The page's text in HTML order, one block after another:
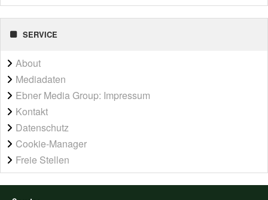
SERVICE
About
Mediadaten
Ebner Media Group: Impressum
Kontakt
Datenschutz
Cookie-Manager
Freie Stellen